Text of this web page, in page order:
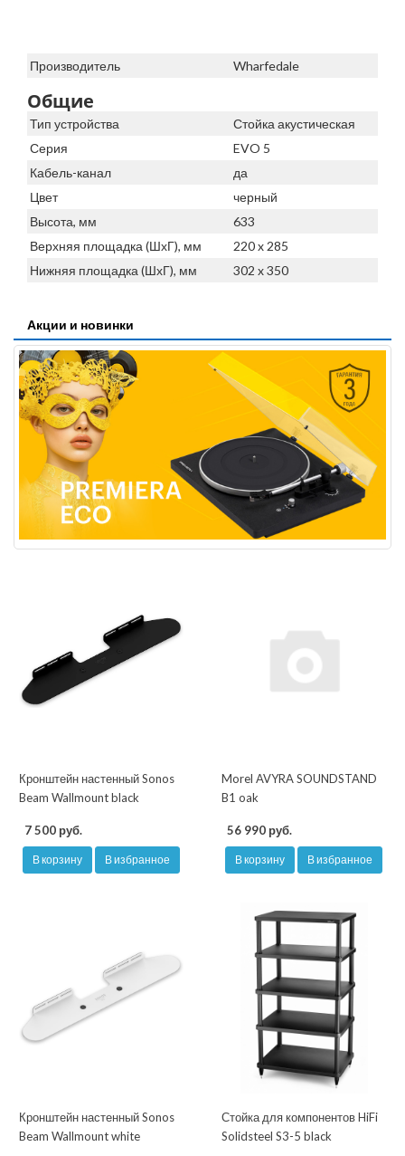
Производитель Wharfedale
Общие
Тип устройства
Стойка акустическая
Серия
EVO 5
Кабель-канал
да
Цвет
черный
Высота, мм
633
Верхняя площадка (ШхГ), мм
220 x 285
Нижняя площадка (ШхГ), мм
302 x 350
Акции и новинки
Кронштейн настенный Sonos
Beam Wallmount black
7 500 руб.
В корзину В избранное
Morel AVYRA SOUNDSTAND
B1 oak
56 990 руб.
В корзину В избранное
Кронштейн настенный Sonos
Beam Wallmount white
Стойка для компонентов HiFi
Solidsteel S3-5 black